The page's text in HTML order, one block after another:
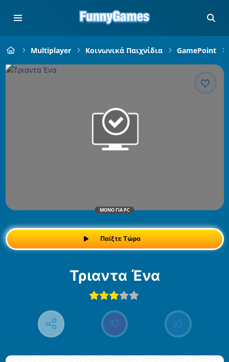
Multiplayer Κοινωνικά Παιχνίδια GamePoint
ΜΌΝΟ ΓΙΑ PC
Παίξτε Τώρα
Τριαντα Ένα